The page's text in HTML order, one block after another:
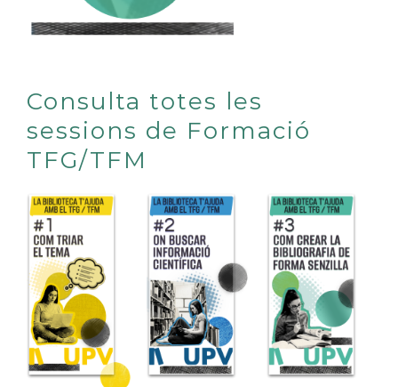
Consulta totes les
sessions de Formació
TFG/TFM